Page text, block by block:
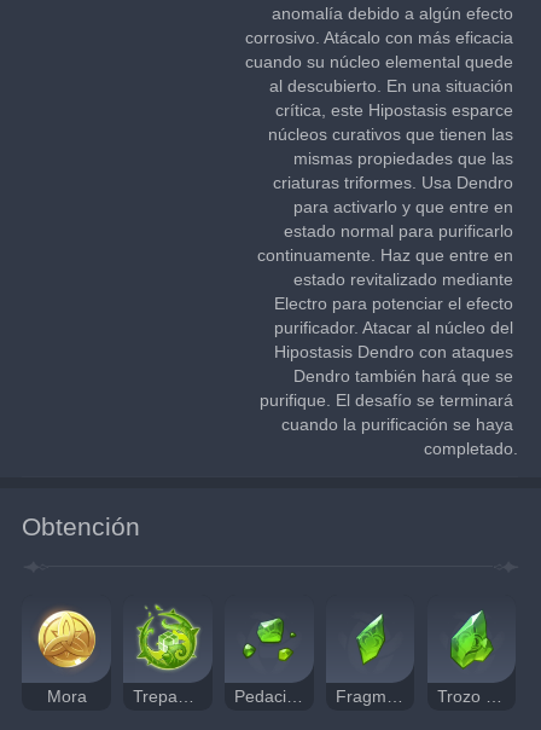
anomalía debido a algún efecto
corrosivo. Atácalo con más eficacia
cuando su núcleo elemental quede
al descubierto. En una situación
crítica, este Hipostasis esparce
núcleos curativos que tienen las
mismas propiedades que las
criaturas triformes. Usa Dendro
para activarlo y que entre en
estado normal para purificarlo
continuamente. Haz que entre en
estado revitalizado mediante
Electro para potenciar el efecto
purificador. Atacar al núcleo del
Hipostasis Dendro con ataques
Dendro también hará que se
purifique. El desafío se terminará
cuando la purificación se haya
completado.
Obtención
Mora Trepadora supresora Pedacito de esmeralda nagadus Fragmento de esmeralda nagadus Trozo de esmeralda nagadus